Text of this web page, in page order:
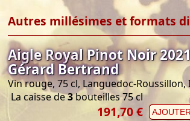
Autres millésimes et formats
Aigle Royal Pinot Noir
Gérard Bertrand
Vin rouge, 75 cl, Languedoc-Roussillon,
La caisse de3bouteilles 75 cl
191,70 €